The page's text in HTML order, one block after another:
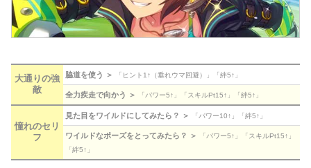
大通りの強
敵
脇道を使う ＞ 「ヒント1↑（垂れウマ回避）」「絆5↑」
全力疾走で向かう ＞ 「パワー5↑」「スキルPt15↑」「絆5↑」
憧れのセリ
フ
見た目をワイルドにしてみたら？ ＞ 「パワー10↑」「絆5↑」
ワイルドなポーズをとってみたら？ ＞
「パワー5↑」「スキルPt15↑」
「絆5↑」